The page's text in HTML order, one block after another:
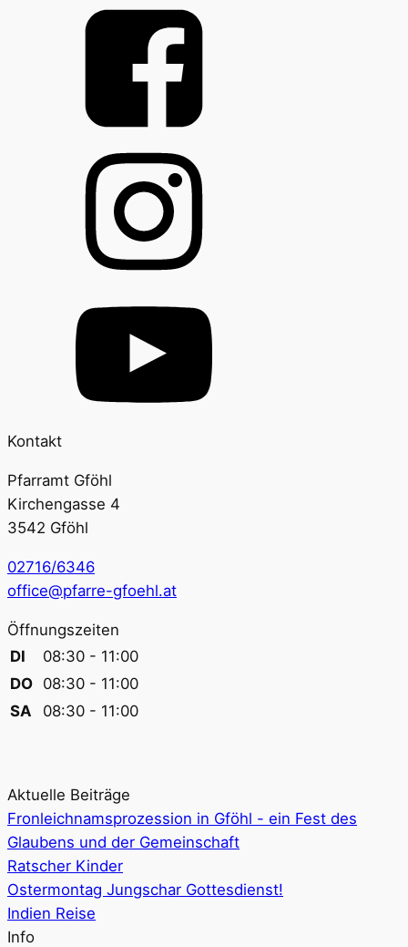
Kontakt
Pfarramt Gföhl
Kirchengasse 4
3542 Gföhl
02716/6346
office@pfarre-gfoehl.at
Öffnungszeiten
DI
08:30 - 11:00
DO 08:30 - 11:00
SA
08:30 - 11:00
Aktuelle Beiträge
Fronleichnamsprozession in Gföhl - ein Fest des
Glaubens und der Gemeinschaft
Ratscher Kinder
Ostermontag Jungschar Gottesdienst!
Indien Reise
Info